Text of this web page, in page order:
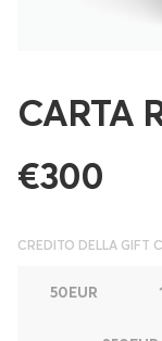
CARTA
€300
CREDITO DELLA GIFT
50EUR